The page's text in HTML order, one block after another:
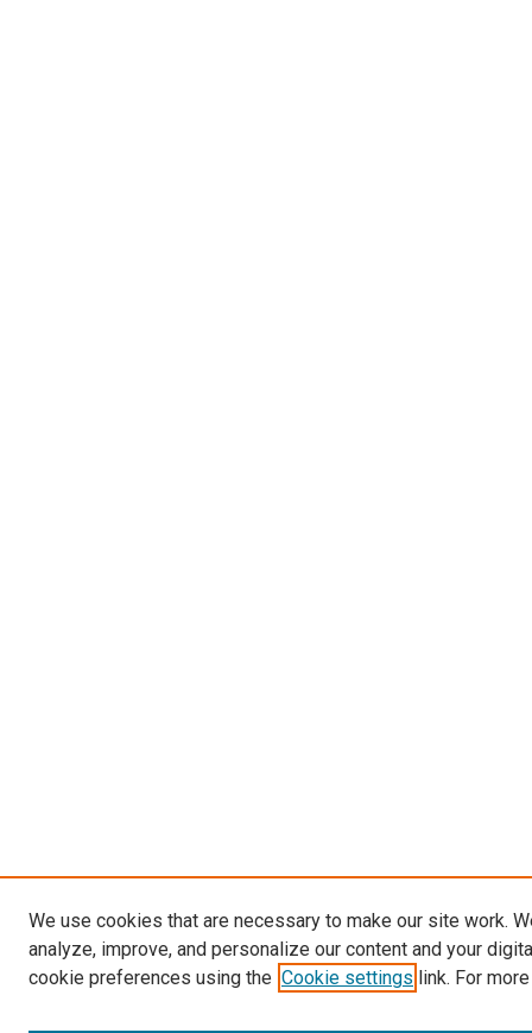
We use cookies that are necessary to make our site work.
analyze, improve, and personalize our content and your
cookie preferences using the Cookie settings link. For